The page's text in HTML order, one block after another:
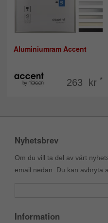
Aluminiumram Accent
263 kr *
Nyhetsbrev
Om du vill ta del av vårt
email nedan. Du kan avbryta
Information